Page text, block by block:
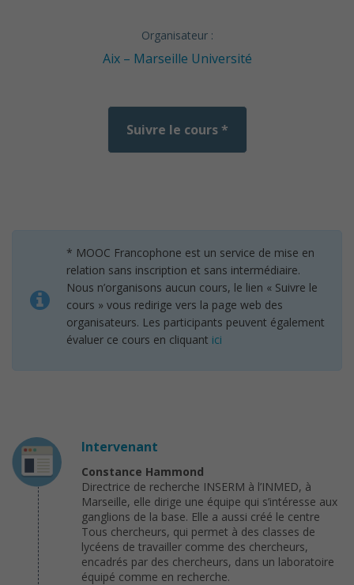
Organisateur :
Aix – Marseille Université
Suivre le cours *
* MOOC Francophone est un service de mise en
relation sans inscription et sans intermédiaire.
Nous n’organisons aucun cours, le lien « Suivre le
cours » vous redirige vers la page web des
organisateurs. Les participants peuvent également
évaluer ce cours en cliquant ici
Intervenant
Constance Hammond
Directrice de recherche INSERM à l’INMED, à
Marseille, elle dirige une équipe qui s’intéresse aux
ganglions de la base. Elle a aussi créé le centre
Tous chercheurs, qui permet à des classes de
lycéens de travailler comme des chercheurs,
encadrés par des chercheurs, dans un laboratoire
équipé comme en recherche.